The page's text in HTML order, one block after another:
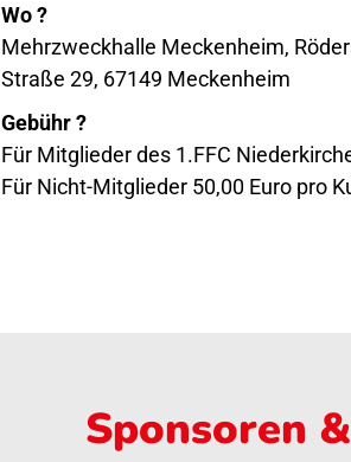
Wo ?
Mehrzweckhalle Meckenheim,
Straße 29, 67149 Meckenheim
Gebühr ?
Für Mitglieder des 1.FFC
Für Nicht-Mitglieder 50,00 Euro pro
Sponsoren